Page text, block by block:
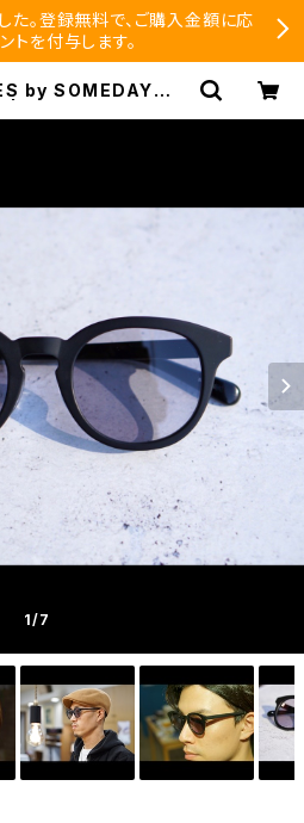
た。登録無料で、ご購入金額に応
トを付与します。
by SOMEDAY S
1/7